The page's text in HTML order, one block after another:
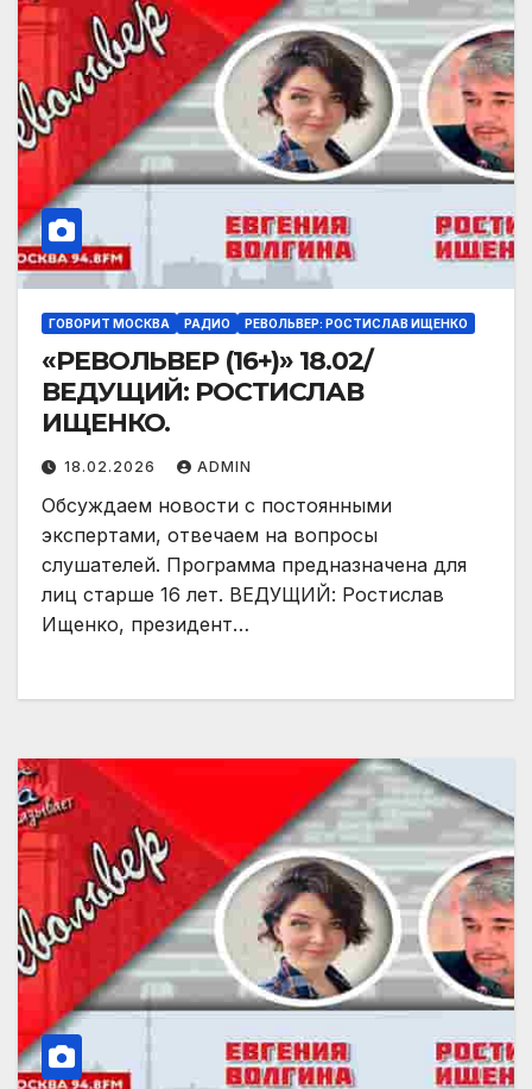
ГОВОРИТ МОСКВА РАДИО РЕВОЛЬВЕР: РОСТИСЛАВ ИЩЕНКО
«РЕВОЛЬВЕР (16+)» 18.02/
ВЕДУЩИЙ: РОСТИСЛАВ
ИЩЕНКО.
18.02.2026 ADMIN
Обсуждаем новости с постоянными
экспертами, отвечаем на вопросы
слушателей. Программа предназначена для
лиц старше 16 лет. ВЕДУЩИЙ: Ростислав
Ищенко, президент…